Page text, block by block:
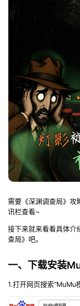
需要《深渊调查局》攻
讯栏查看~
接下来就来看看具体介
查局》吧。
一、下载安装
1.打开网页搜索“MuMu